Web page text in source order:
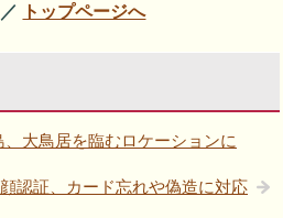
／ トップページへ
大鳥居を臨むロケーションに
認証、カード忘れや偽造に対応